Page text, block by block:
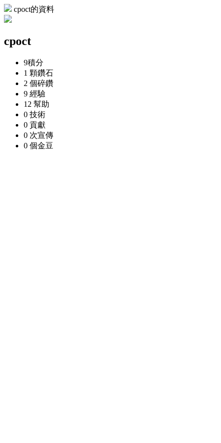
cpoct的資料
cpoct
9積分
1 顆鑽石
2 個碎鑽
9 經驗
12 幫助
0 技術
0 貢獻
0 次宣傳
0 個金豆